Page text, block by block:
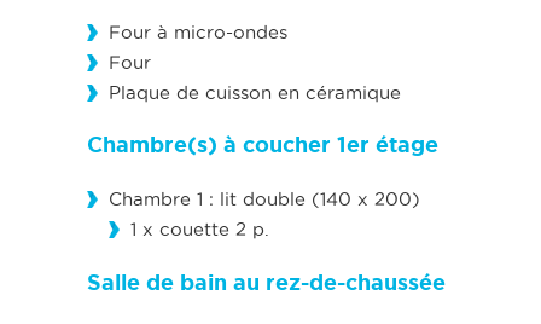
Four à micro-ondes
Four
Plaque de cuisson en céramique
Chambre(s) à coucher 1er étage
Chambre 1 : lit double (140 x 200)
1 x couette 2 p.
Salle de bain au rez-de-chaussée